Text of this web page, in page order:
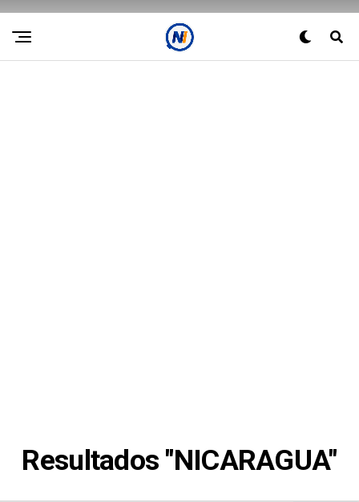
Resultados "NICARAGUA"